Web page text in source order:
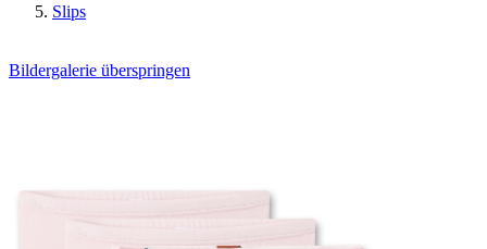
Slips
Bildergalerie überspringen